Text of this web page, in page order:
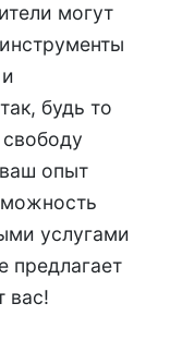
могут
будь то
опыт
услугами
предлагает
вас!